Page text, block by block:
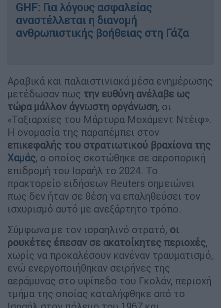
GHF: Για λόγους ασφαλείας
αναστέλλεται η διανομή
ανθρωπιστικής βοήθειας στη Γάζα
Αραβικά και παλαιστινιακά μέσα ενημέρωσης
μετέδωσαν πως την ευθύνη ανέλαβε ως
τώρα μάλλον άγνωστη οργάνωση, οι
«Ταξιαρχίες του Μάρτυρα Μοχάμεντ Ντέιφ».
Η ονομασία της παραπέμπει στον
επικεφαλής του στρατιωτικού βραχίονα της
Χαμάς, ο οποίος σκοτώθηκε σε αεροπορική
επιδρομή του Ισραήλ το 2024. Το
πρακτορείο ειδήσεων Reuters σημειώνει
πως δεν ήταν σε θέση να επαληθεύσει τον
ισχυρισμό αυτό με ανεξάρτητο τρόπο.
Σύμφωνα με τον ισραηλινό στρατό, οι
ρουκέτες έπεσαν σε ακατοίκητες περιοχές,
χωρίς να προκαλέσουν κανέναν τραυματισμό,
ενώ ενεργοποιήθηκαν σειρήνες της
αεράμυνας στο υψίπεδο του Γκολάν, περιοχή
τμήμα της οποίας καταλήφθηκε από το